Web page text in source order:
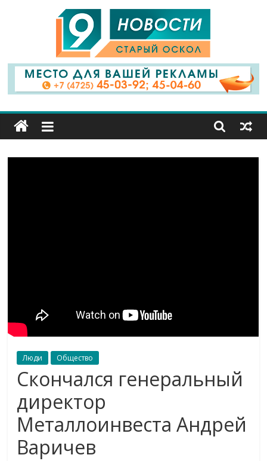
9
Канал
Старый
Люди Общество
Скончался генеральный
директор
Металлоинвеста Андрей
Варичев